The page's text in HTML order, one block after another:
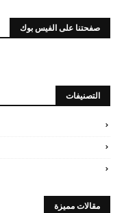
صفحتنا على الفيس بوك
التصنيفات
مقالات مميزة